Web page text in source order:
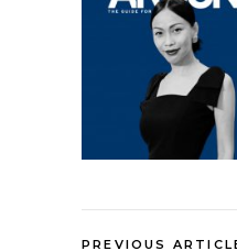
PREVIOUS